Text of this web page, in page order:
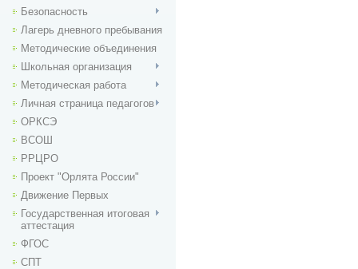
Безопасность
Лагерь дневного пребывания
Методические объединения
Школьная организация
Методическая работа
Личная страница педагогов
ОРКСЭ
ВСОШ
РРЦРО
Проект "Орлята России"
Движение Первых
Государственная итоговая
аттестация
ФГОС
СПТ